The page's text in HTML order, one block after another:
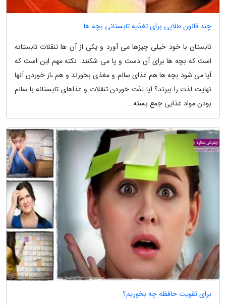
چند قانون طلایی برای تغذیه تابستانی بچه ها
تابستان با خود خیلی چیزها می آورد و یکی از آن ها تنقلات تابستانه
است که بچه ها برای آن دست و پا می شکنند. نکته مهم این است که
آیا می شود بچه ها هم غذای سالم و مغذی بخورند و هم ،از خوردن آنها
نهایت لذت را ببرند؟ آیا لذت خوردن تنقلات و غذاهای تابستانه با سالم
بودن مواد غذایی جمع بسته...
برای تقویت حافظه چه بخوریم؟